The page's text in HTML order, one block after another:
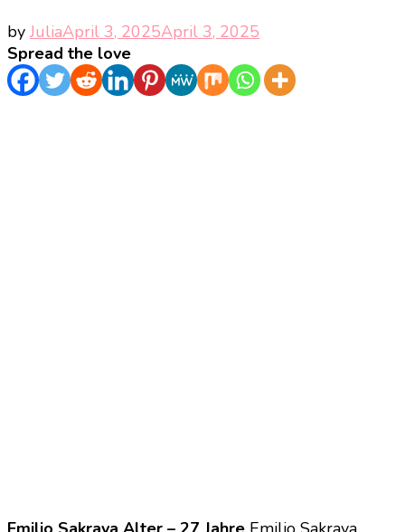
byJuliaApril 3, 2025April 3, 2025
Spread the love